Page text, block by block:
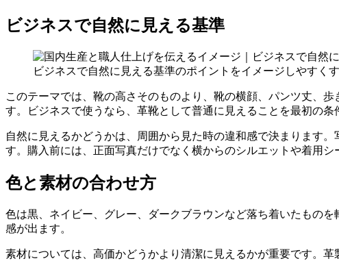
ビジネスで自然に見える基準
ビジネスで自然に見える基準のポイントをイメージしやすく
このテーマでは、靴の高さそのものより、靴の横顔、パンツ丈、
す。ビジネスで使うなら、革靴として普通に見えることを最初の条
自然に見えるかどうかは、周囲から見た時の違和感で決まります
す。購入前には、正面写真だけでなく横からのシルエットや着用シ
色と素材の合わせ方
色は黒、ネイビー、グレー、ダークブラウンなど落ち着いたもの
感が出ます。
素材については、高価かどうかより清潔に見えるかが重要です。